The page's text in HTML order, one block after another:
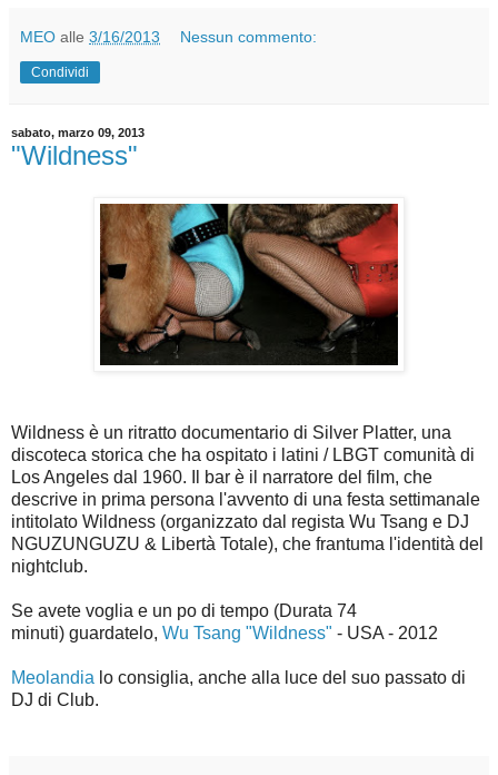
MEO alle 3/16/2013 Nessun commento:
Condividi
sabato, marzo 09, 2013
"Wildness"
Wildness è un ritratto documentario di Silver Platter, una
discoteca storica che ha ospitato i latini / LBGT comunità di
Los Angeles dal 1960. Il bar è il narratore del film, che
descrive in prima persona l'avvento di una festa settimanale
intitolato Wildness (organizzato dal regista Wu Tsang e DJ
NGUZUNGUZU & Libertà Totale), che frantuma l'identità del
nightclub.
Se avete voglia e un po di tempo (Durata 74
minuti) guardatelo, Wu Tsang "Wildness" - USA - 2012
Meolandia lo consiglia, anche alla luce del suo passato di
DJ di Club.